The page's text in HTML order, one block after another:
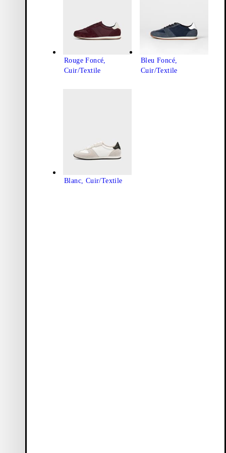
Rouge Foncé,
Cuir/Textile
Bleu Foncé,
Cuir/Textile
Blanc, Cuir/Textile